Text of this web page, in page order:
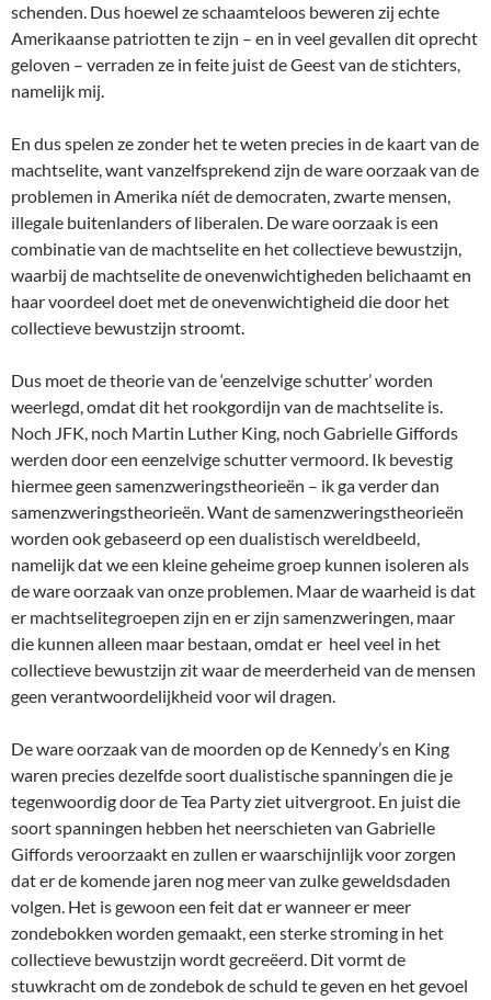
schenden. Dus hoewel ze schaamteloos beweren zij echte
Amerikaanse patriotten te zijn – en in veel gevallen dit oprecht
geloven – verraden ze in feite juist de Geest van de stichters,
namelijk mij.
En dus spelen ze zonder het te weten precies in de kaart van de
machtselite, want vanzelfsprekend zijn de ware oorzaak van de
problemen in Amerika níét de democraten, zwarte mensen,
illegale buitenlanders of liberalen. De ware oorzaak is een
combinatie van de machtselite en het collectieve bewustzijn,
waarbij de machtselite de onevenwichtigheden belichaamt en
haar voordeel doet met de onevenwichtigheid die door het
collectieve bewustzijn stroomt.
Dus moet de theorie van de ‘eenzelvige schutter’ worden
weerlegd, omdat dit het rookgordijn van de machtselite is.
Noch JFK, noch Martin Luther King, noch Gabrielle Giffords
werden door een eenzelvige schutter vermoord. Ik bevestig
hiermee geen samenzweringstheorieën – ik ga verder dan
samenzweringstheorieën. Want de samenzweringstheorieën
worden ook gebaseerd op een dualistisch wereldbeeld,
namelijk dat we een kleine geheime groep kunnen isoleren als
de ware oorzaak van onze problemen. Maar de waarheid is dat
er machtselitegroepen zijn en er zijn samenzweringen, maar
die kunnen alleen maar bestaan, omdat er heel veel in het
collectieve bewustzijn zit waar de meerderheid van de mensen
geen verantwoordelijkheid voor wil dragen.
De ware oorzaak van de moorden op de Kennedy’s en King
waren precies dezelfde soort dualistische spanningen die je
tegenwoordig door de Tea Party ziet uitvergroot. En juist die
soort spanningen hebben het neerschieten van Gabrielle
Giffords veroorzaakt en zullen er waarschijnlijk voor zorgen
dat er de komende jaren nog meer van zulke geweldsdaden
volgen. Het is gewoon een feit dat er wanneer er meer
zondebokken worden gemaakt, een sterke stroming in het
collectieve bewustzijn wordt gecreëerd. Dit vormt de
stuwkracht om de zondebok de schuld te geven en het gevoel